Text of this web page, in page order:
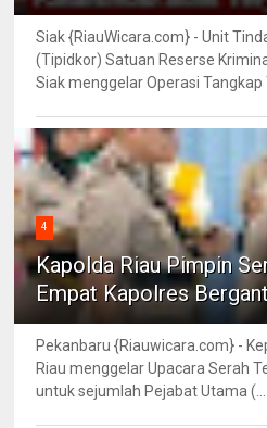
Siak {RiauWicara.com} - Unit
(Tipidkor) Satuan Reserse
Siak menggelar Operasi Tangkap
4
Kapolda Riau Pimpin
Empat Kapolres
Pekanbaru {Riauwicara.com} -
Riau menggelar Upacara Serah
untuk sejumlah Pejabat Utama (...